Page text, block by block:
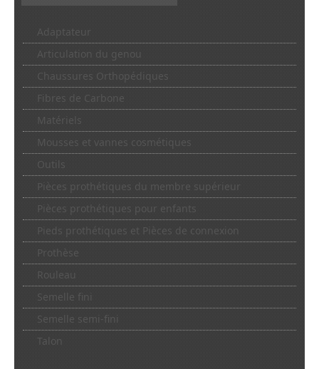
Adaptateur
Articulation du genou
Chaussures Orthopédiques
Fibres de Carbone
Matériels
Mousses et vannes cosmétiques
Outils
Pièces prothétiques du membre supérieur
Pièces prothétiques pour enfants
Pieds prothétiques et Pièces de connexion
Prothèse
Rouleau
Semelle fini
Semelle semi-fini
Talon